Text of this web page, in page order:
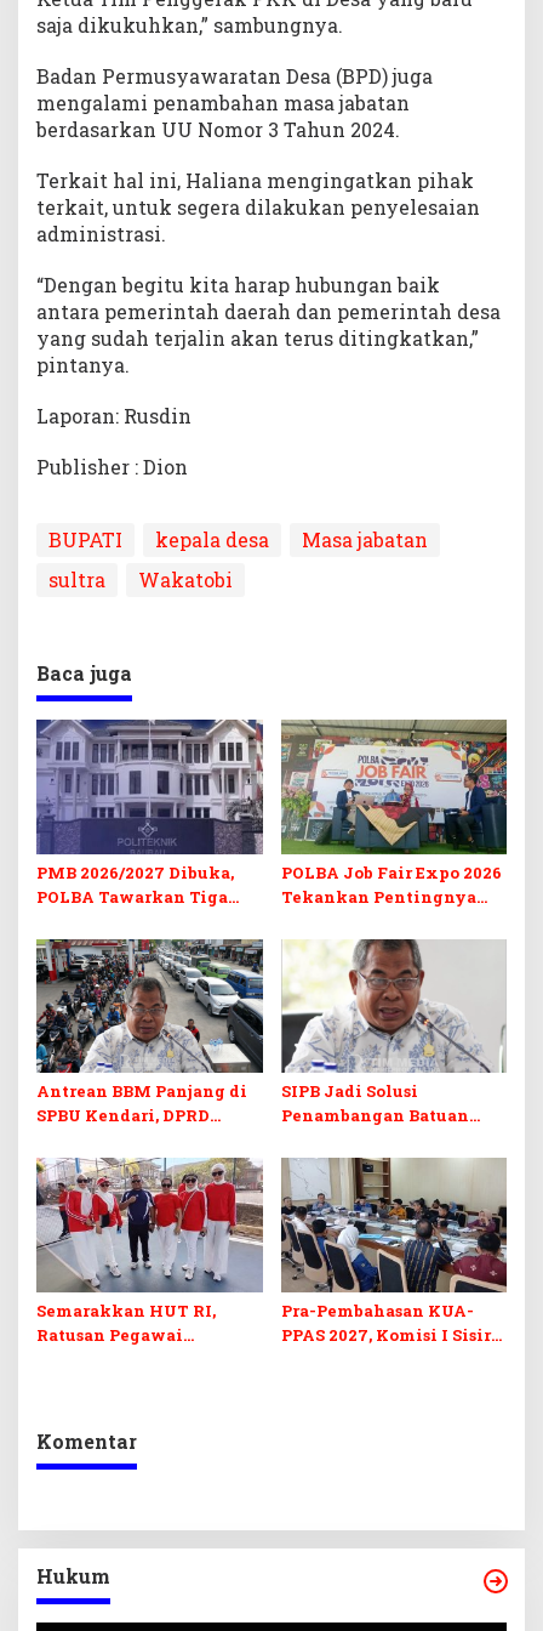
saja dikukuhkan,” sambungnya.
Badan Permusyawaratan Desa (BPD) juga
mengalami penambahan masa jabatan
berdasarkan UU Nomor 3 Tahun 2024.
Terkait hal ini, Haliana mengingatkan pihak
terkait, untuk segera dilakukan penyelesaian
administrasi.
“Dengan begitu kita harap hubungan baik
antara pemerintah daerah dan pemerintah desa
yang sudah terjalin akan terus ditingkatkan,”
pintanya.
Laporan: Rusdin
Publisher : Dion
BUPATI kepala desa
Masa jabatan
sultra
Wakatobi
Baca juga
PMB 2026/2027 Dibuka,
POLBA Tawarkan Tiga
Kuliah Gratis
POLBA Job Fair Expo 2026
Tekankan Pentingnya
Digital
Antrean BBM Panjang di
SPBU Kendari, DPRD
Barcode Curang
SIPB Jadi Solusi
Penambangan Batuan
di Sultra
Semarakkan HUT RI,
Ratusan Pegawai
Pra-Pembahasan KUA-
PPAS 2027, Komisi I Sisir
Komentar
Hukum